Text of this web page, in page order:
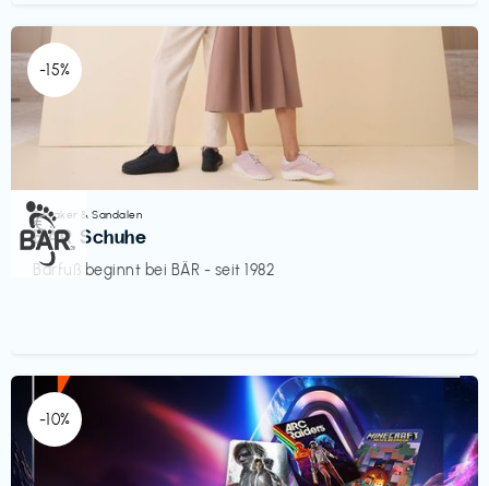
-15%
Sneaker & Sandalen
BÄR Schuhe
Barfuß beginnt bei BÄR - seit 1982
€‎
-10%